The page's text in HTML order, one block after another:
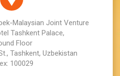
Malaysian Joint Venture
Tashkent Palace,
Floor
Tashkent, Uzbekistan
100029